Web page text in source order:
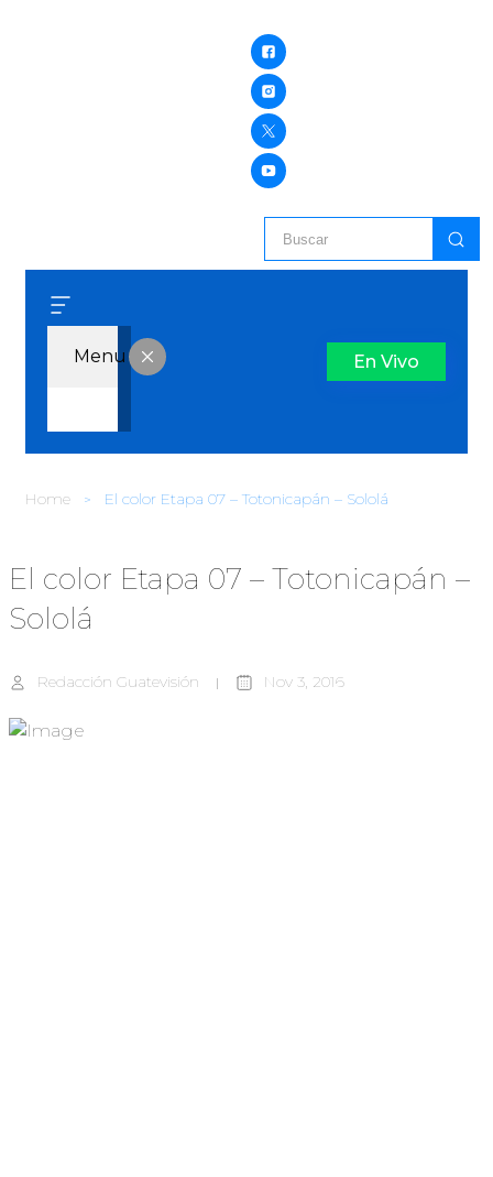
Menu En Vivo
Home El color Etapa 07 – Totonicapán – Sololá
El color Etapa 07 – Totonicapán –
Sololá
Redacción Guatevisión Nov 3, 2016